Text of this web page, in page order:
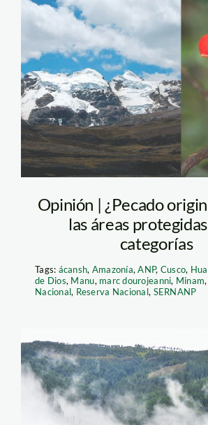
huascaran-y-
Opinión | ¿Pecado
las áreas
categorías
Tags: ácansh, Amazonía,ANP, Cusco,
de Dios, Manu, marc dourojeanni, Minam,
Nacional, Reserva Nacional, SERNANP